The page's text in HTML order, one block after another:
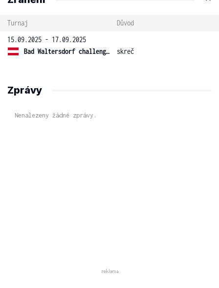
Turnaj
Důvod
15.09.2025 - 17.09.2025
Bad Waltersdorf challenger
skreč
Zprávy
Nenalezeny žádné zprávy.